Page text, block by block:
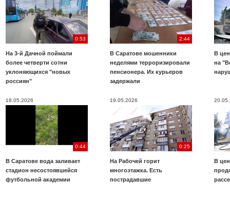
0:53
На 3-й Дачной поймали
более четверти сотни
уклоняющихся "новых
россиян"
2:44
В Саратове мошенники
неделями терроризировали
пенсионера. Их курьеров
задержали
В
на
18.05.2026
0:44
В Саратове вода заливает
стадион несостоявшейся
футбольной академии
19.05.2026
0:25
На Рабочей горит
многоэтажка. Есть
пострадавшие
В